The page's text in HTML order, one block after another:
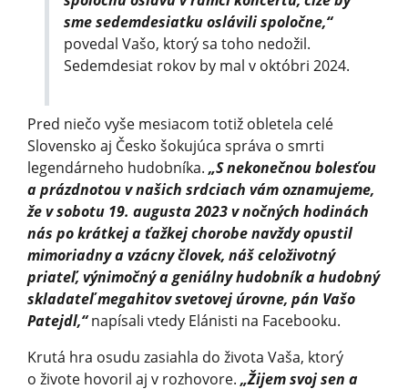
sme sedemdesiatku oslávili spoločne,“
povedal Vašo, ktorý sa toho nedožil.
Sedemdesiat rokov by mal v októbri 2024.
Pred niečo vyše mesiacom totiž obletela celé
Slovensko aj Česko šokujúca správa o smrti
legendárneho hudobníka. „S nekonečnou bolesťou
a prázdnotou v našich srdciach vám oznamujeme,
že v sobotu 19. augusta 2023 v nočných hodinách
nás po krátkej a ťažkej chorobe navždy opustil
mimoriadny a vzácny človek, náš celoživotný
priateľ, výnimočný a geniálny hudobník a hudobný
skladateľ megahitov svetovej úrovne, pán Vašo
Patejdl,“napísali vtedy Elánisti na Facebooku.
Krutá hra osudu zasiahla do života Vaša, ktorý
o živote hovoril aj v rozhovore. „Žijem svoj sen a